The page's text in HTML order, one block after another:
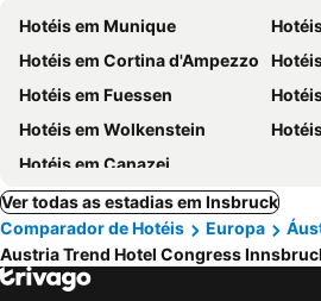
Hotéis em Munique
Hotéis em Cortina d'Ampezzo
Hotéis em Fuessen
Hotéis em Wolkenstein
Hotéis em Canazei
Ver todas as estadias em Insbruck
Comparador de Hotéis
Europa
Austria Trend Hotel Congress